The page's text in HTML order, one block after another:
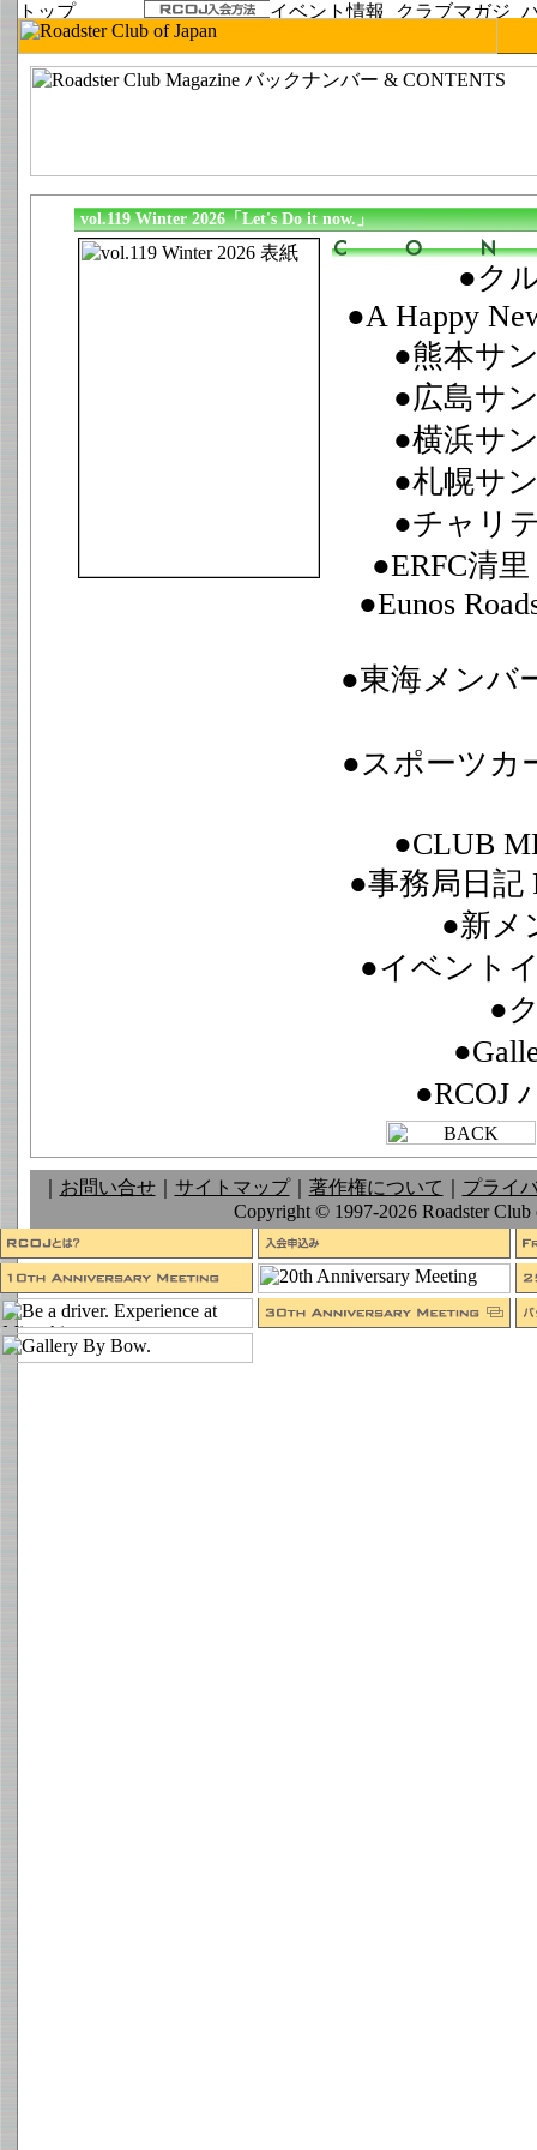
vol.119 Winter 2026「Let's Do it now.」
●ク
●A Happy
●熊本サ
●広島サ
●横浜サ
●札幌サ
●チャリ
●ERFC清
●Eunos
●東海メンバ
●スポーツ
●CLUB
●事務局日記
●新メ
●イベント
●
●RCOJ
お問い合せ｜ サイトマップ｜ 著作権について
プライ
Copyright © 1997-2026 Roadster